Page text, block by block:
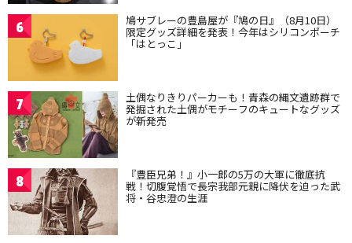
6 鳩サブレーの豊島屋が『鳩の日』（8月10日）
限定グッズ詳細を発表！今年はシリコンポーチ
「はとっこ」
7 土偶なりきりパーカーも！青森の縄文遺跡群で
発掘された土偶がモチーフのキュートなグッズ
が新発売
8 『豊臣兄弟！』小一郎の5万の大軍に徹底抗
戦！切腹覚悟で長宗我部元親に降伏を迫った武
将・谷忠澄の生涯